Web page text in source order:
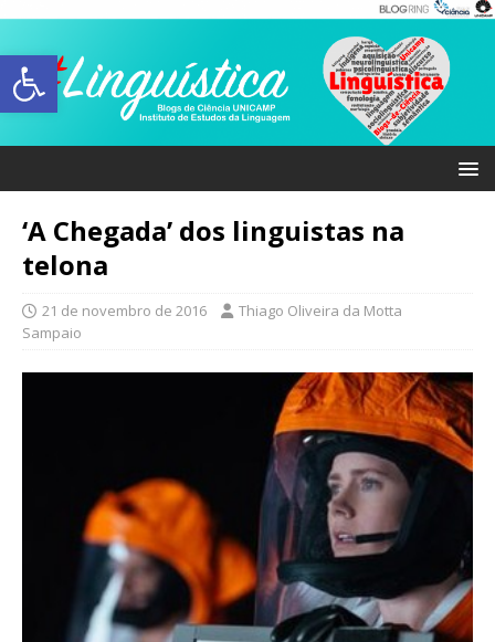
Abrir a barra de ferramentas
‘A Chegada’ dos linguistas na
telona
21 de novembro de 2016
Thiago Oliveira da Motta
Sampaio